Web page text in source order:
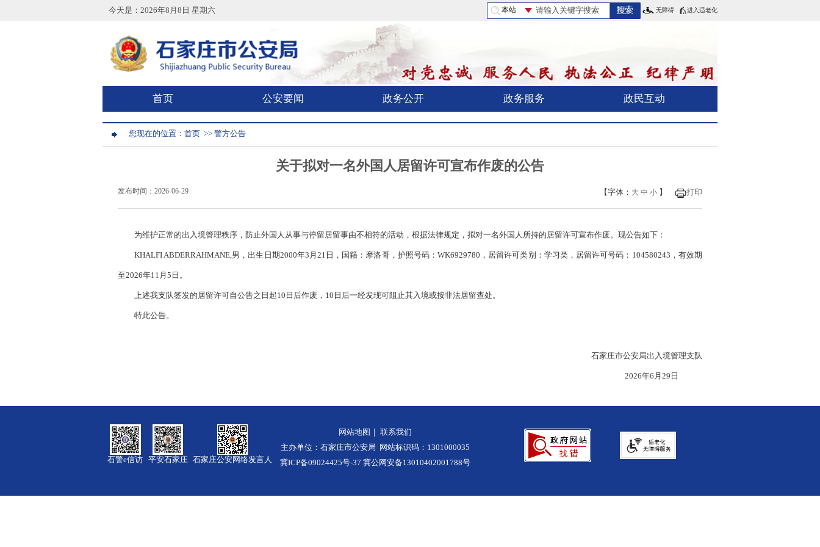
今天是：2026年8月8日 星期六 无障碍 进入适老化
首页 公安要闻 政务公开 政务服务 政民互动
您现在的位置：首页 >>警方公告
关于拟对一名外国人居留许可宣布作废的公告
发布时间：2026-06-29 【字体： 大 中 小】 打印
为维护正常的出入境管理秩序，防止外国人从事与停留居留事由不相符的活动，根据法律规定，拟对一名外国人所持的居留许可宣布作废。现公告如下：
KHALFI ABDERRAHMANE,男，出生日期2000年3月21日，国籍：摩洛哥，护照号码：WK6929780，居留许可类别：学习类，居留许可号码：104580243，有效期
至2026年11月5日。
上述我支队签发的居留许可自公告之日起10日后作废，10日后一经发现可阻止其入境或按非法居留查处。
特此公告。
石家庄市公安局出入境管理支队
2026年6月29日
石警e信访 平安石家庄 石家庄公安网络发言人
网站地图 ｜ 联系我们
主办单位：石家庄市公安局 网站标识码：1301000035
冀ICP备09024425号-37 冀公网安备13010402001788号